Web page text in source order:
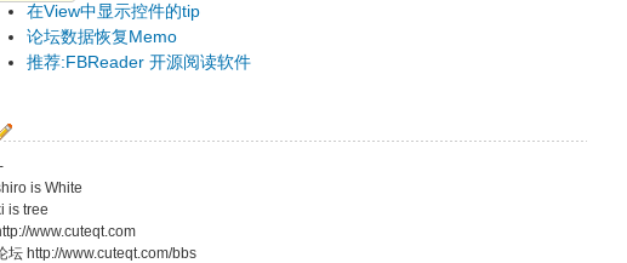
在View中显示控件的tip
论坛数据恢复Memo
推荐:FBReader 开源阅读软件
is White
is tree
www.cuteqt.com
坛 http://www.cuteqt.com/bbs